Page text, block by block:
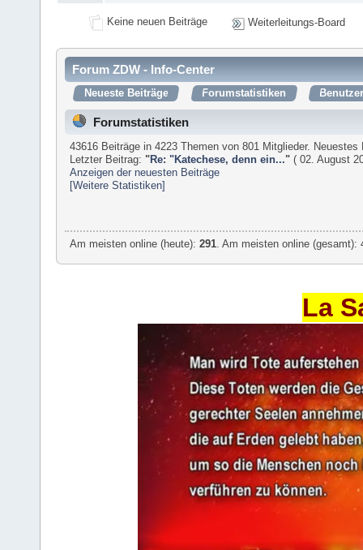
Keine neuen Beiträge Weiterleitungs-Board
Forum ZDW - Info-Center
Neueste Beiträge Forumstatistiken
Forumstatistiken
43616 Beiträge in 4223 Themen von 801 Mitglieder.
Letzter Beitrag: "Re: "Katechese, denn ein..." ( 02. August
Anzeigen der neuesten Beiträge
[Weitere Statistiken]
Am meisten online (heute):291 . Am meisten online
La